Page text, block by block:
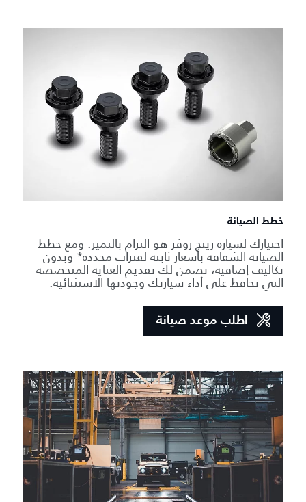
خطط الصيانة
اختيارك لسيارة رينج روڤر هو التزام بالتميز. ومع خطط
الصيانة الشفافة بأسعار ثابتة لفترات محددة* وبدون
تكاليف إضافية، نضمن لك تقديم العناية المتخصصة
التي تحافظ على أداء سيارتك وجودتها الاستثنائية.
اطلب موعد صيانة